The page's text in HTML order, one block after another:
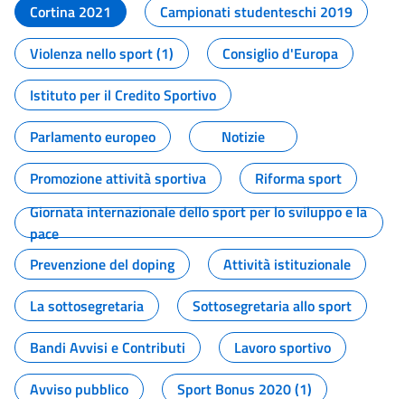
Cortina 2021
Campionati studenteschi 2019
Violenza nello sport (1)
Consiglio d'Europa
Istituto per il Credito Sportivo
Parlamento europeo
Notizie
Promozione attività sportiva
Riforma sport
Giornata internazionale dello sport per lo sviluppo e la
pace
Prevenzione del doping
Attività istituzionale
La sottosegretaria
Sottosegretaria allo sport
Bandi Avvisi e Contributi
Lavoro sportivo
Avviso pubblico
Sport Bonus 2020 (1)